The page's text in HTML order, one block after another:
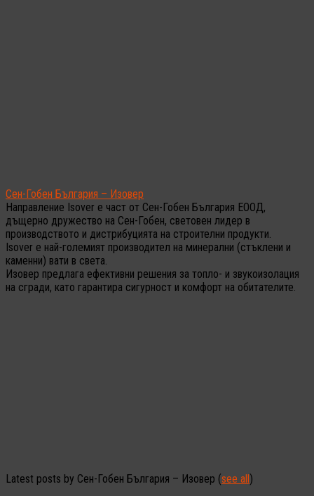
Сен-Гобен България – Изовер
Направление Isover е част от Сен-Гобен България ЕООД,
дъщерно дружество на Сен-Гобен, световен лидер в
производството и дистрибуцията на строителни продукти.
Isover е най-големият производител на минерални (стъклени и
каменни) вати в света.
Изовер предлага ефективни решения за топло- и звукоизолация
на сгради, като гарантира сигурност и комфорт на обитателите.
Latest posts by Сен-Гобен България – Изовер (see all)